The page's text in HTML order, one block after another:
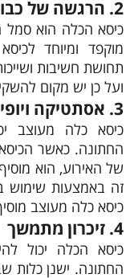
2. הרגשה של כבוד
כיסא הכלה הוא סמל
מוקפד ומיוחד
תחושת חשיבות
ועל כן יש מקום
3. אסתטיקה ויופי
כיסא כלה מעוצב
החתונה. כאשר
של האירוע, הוא
זה באמצעות שימוש
כיסא כלה מעוצב
4. זיכרון מתמשך
כיסא הכלה יכול
החתונה. ישנן כלות